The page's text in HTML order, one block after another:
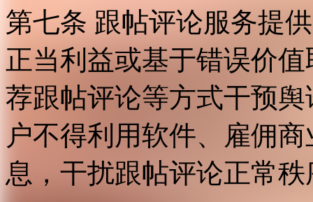
第七条 跟帖评论服务提
正当利益或基于错误价
荐跟帖评论等方式干预
户不得利用软件、雇佣
息，干扰跟帖评论正常